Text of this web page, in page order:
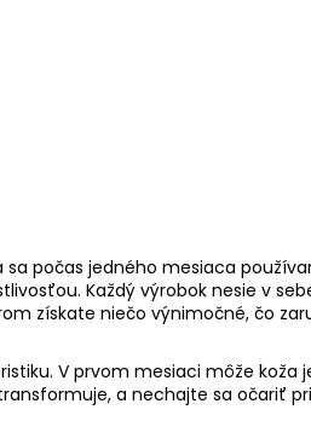
počas jedného mesiaca
Každý výrobok nesie v
získate niečo výnimočné, čo
V prvom mesiaci môže
a nechajte sa očariť